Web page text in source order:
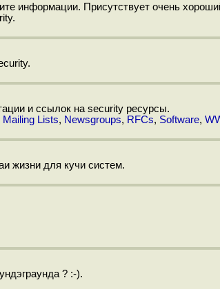
информации. Присутствует очень
и ссылок на security ресурсы.
Mailing Lists, Newsgroups, RFCs, Software,
жизни для кучи систем.
? :-).